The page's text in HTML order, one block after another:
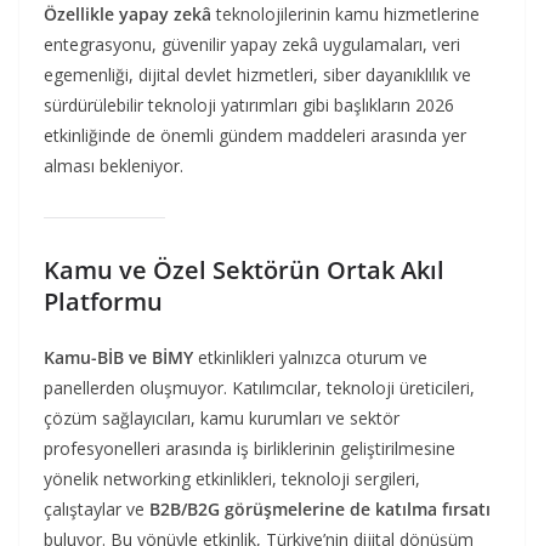
Özellikle yapay zekâ teknolojilerinin kamu hizmetlerine
entegrasyonu, güvenilir yapay zekâ uygulamaları, veri
egemenliği, dijital devlet hizmetleri, siber dayanıklılık ve
sürdürülebilir teknoloji yatırımları gibi başlıkların 2026
etkinliğinde de önemli gündem maddeleri arasında yer
alması bekleniyor.
Kamu ve Özel Sektörün Ortak Akıl
Platformu
Kamu-BİB ve BİMY etkinlikleri yalnızca oturum ve
panellerden oluşmuyor. Katılımcılar, teknoloji üreticileri,
çözüm sağlayıcıları, kamu kurumları ve sektör
profesyonelleri arasında iş birliklerinin geliştirilmesine
yönelik networking etkinlikleri, teknoloji sergileri,
çalıştaylar ve B2B/B2G görüşmelerine de katılma fırsatı
buluyor. Bu yönüyle etkinlik, Türkiye’nin dijital dönüşüm